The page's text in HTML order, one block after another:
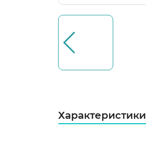
Характеристики